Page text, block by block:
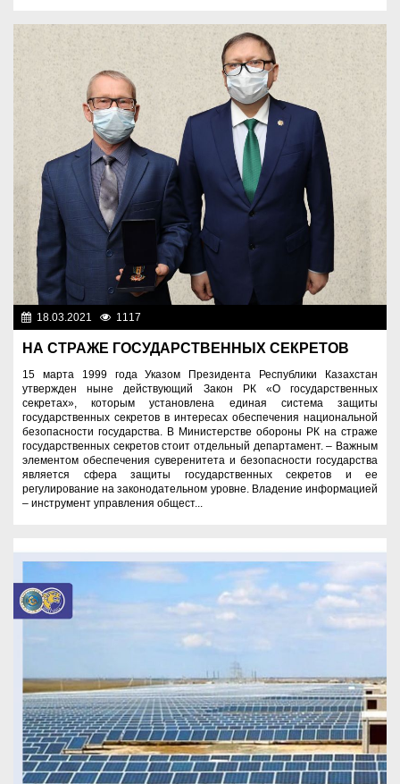
18.03.2021 1117
НА СТРАЖЕ ГОСУДАРСТВЕННЫХ СЕКРЕТОВ
15 марта 1999 года Указом Президента Республики Казахстан
утвержден ныне действующий Закон РК «О государственных
секретах», которым установлена единая система защиты
государственных секретов в интересах обеспечения национальной
безопасности государства. В Министерстве обороны РК на страже
государственных секретов стоит отдельный департамент. – Важным
элементом обеспечения суверенитета и безопасности государства
является сфера защиты государственных секретов и ее
регулирование на законодательном уровне. Владение информацией
– инструмент управления общест...